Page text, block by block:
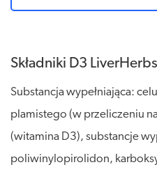
Składniki D3
Substancja wypełniająca:
plamistego (w przeliczeniu
(witamina D3), substancje
poliwinylopirolidon,